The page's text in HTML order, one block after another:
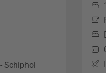
Schiphol